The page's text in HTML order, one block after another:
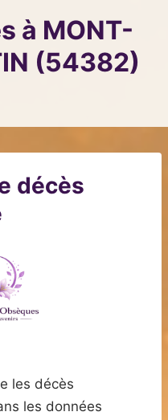
à MONT-
(54382)
décès
les décès
les données